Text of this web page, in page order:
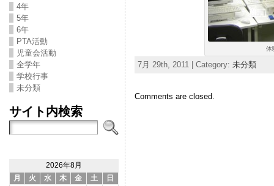
4年
5年
6年
PTA活動
児童会活動
全学年
学校行事
未分類
サイト内検索
2026年8月
月
火 水 木 金 土 日
体
7月 29th, 2011 | Category: 未分類
Comments are closed.